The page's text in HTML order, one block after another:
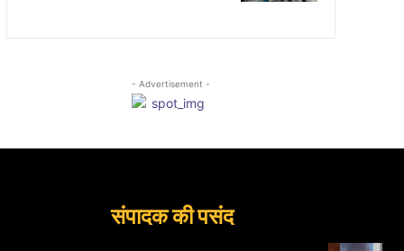
- Advertisement -
संपादक की पसंद